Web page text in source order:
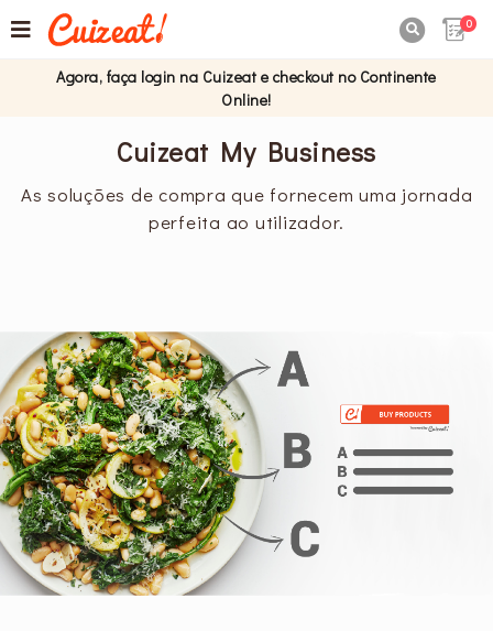
0
Agora, faça login na Cuizeat e checkout no Continente
Online!
Cuizeat My Business
As soluções de compra que fornecem uma jornada
perfeita ao utilizador.